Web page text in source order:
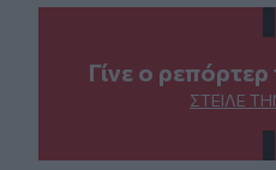
Γίνε ο
ΣΤΕΊΛΕ